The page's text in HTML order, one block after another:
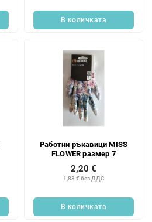
В количката
Работни ръкавици MISS
FLOWER размер 7
1,83 € без ДДС
2,20 €
В количката